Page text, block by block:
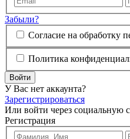
Забыли?
Согласие на обработку
Политика
Войти
У Вас нет аккаунта?
Зарегистрироваться
Или войти через социальную
Регистрация